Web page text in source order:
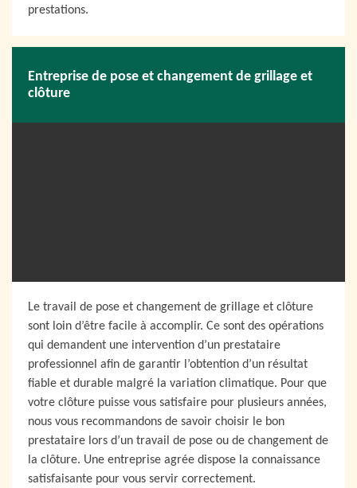
prestations.
Entreprise de pose et changement de grillage et
clôture
Le travail de pose et changement de grillage et clôture
sont loin d’être facile à accomplir. Ce sont des opérations
qui demandent une intervention d’un prestataire
professionnel afin de garantir l’obtention d’un résultat
fiable et durable malgré la variation climatique. Pour que
votre clôture puisse vous satisfaire pour plusieurs années,
nous vous recommandons de savoir choisir le bon
prestataire lors d’un travail de pose ou de changement de
la clôture. Une entreprise agrée dispose la connaissance
satisfaisante pour vous servir correctement.